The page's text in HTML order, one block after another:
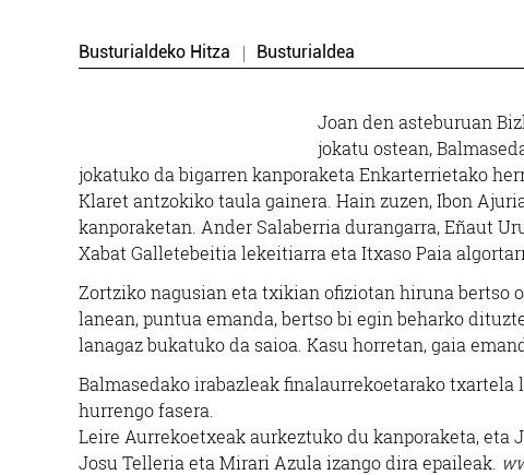
Busturialdeko Hitza Busturialdea
Joan den asteburuan
jokatu ostean,
jokatuko da bigarren kanporaketa Enkarterrietako
Klaret antzokiko taula gainera. Hain zuzen, Ibon
kanporaketan. Ander Salaberria durangarra, Eñaut
Xabat Galletebeitia lekeitiarra eta Itxaso Paia
Zortziko nagusian eta txikian ofiziotan hiruna bertso
lanean, puntua emanda, bertso bi egin beharko
lanagaz bukatuko da saioa. Kasu horretan, gaia
Balmasedako irabazleak finalaurrekoetarako
hurrengo fasera.
Leire Aurrekoetxeak aurkeztuko du kanporaketa, eta
Josu Telleria eta Mirari Azula izango dira epaileak.